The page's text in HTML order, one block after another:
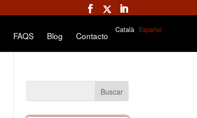
FAQS Blog Contacto
Català Español